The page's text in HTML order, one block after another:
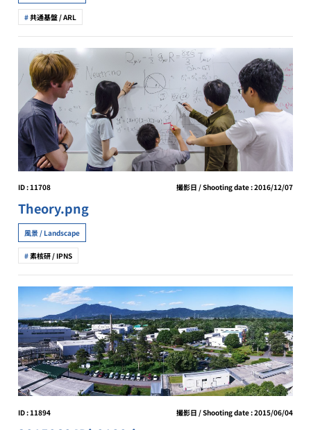
共通基盤 / ARL
ID : 11708 撮影日 / Shooting date : 2016/12/07
Theory.png
風景 / Landscape
素核研 / IPNS
ID : 11894 撮影日 / Shooting date : 2015/06/04